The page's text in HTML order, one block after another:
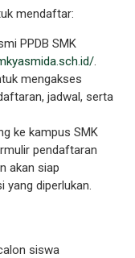
mendaftar:
PPDB SMK
.
mengakses
jadwal, serta
ke kampus SMK
pendaftaran
akan siap
yang diperlukan.
siswa